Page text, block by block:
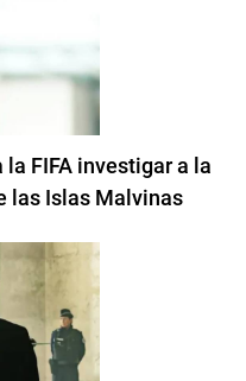
FIFA investigar a la
las Islas Malvinas